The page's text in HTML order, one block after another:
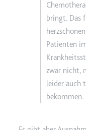
bringt. Das
Patienten
zwar nicht,
leider auch
bekommen.